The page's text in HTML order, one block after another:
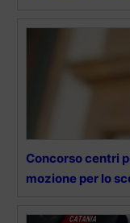
Concorso centri
mozione per lo